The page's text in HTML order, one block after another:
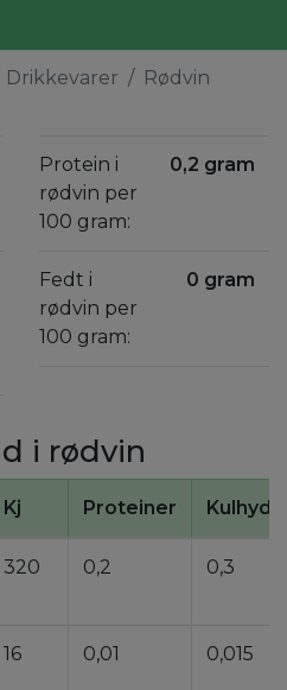
Drikkevarer Rødvin
Protein i
rødvin per
100 gram:
0,2 gram
Fedt i
rødvin per
100 gram:
0 gram
i rødvin
Kj Proteiner
320 0,2 0,3
16 0,01 0,015